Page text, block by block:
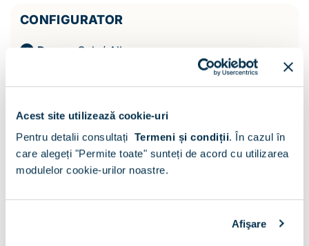
Acest site utilizează cookie-uri
Pentru detalii consultați Termeni și condiții. În cazul în
care alegeți "Permite toate" sunteți de acord cu utilizarea
modulelor cookie-urilor noastre.
Afişare
CONFIGURATOR
Decor: Oak / Alb
Lungime :
185